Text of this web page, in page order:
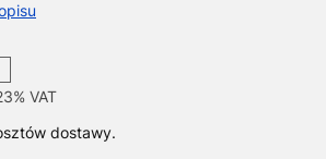
VAT
VAT
dostawy.